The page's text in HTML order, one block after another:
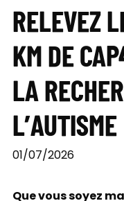
RELEVEZ
KM DE
LA
L’AUTISME
01/07/2026
Que vous soyez